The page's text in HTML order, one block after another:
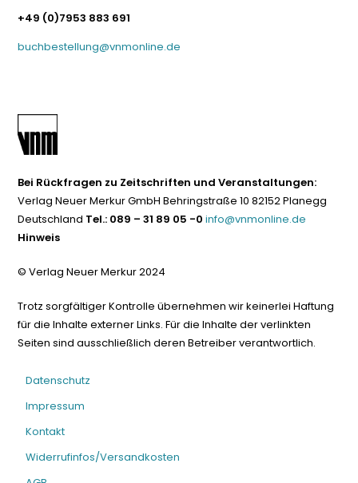
+49 (0)7953 883 691
buchbestellung@vnmonline.de
Bei Rückfragen zu Zeitschriften und Veranstaltungen:
Verlag Neuer Merkur GmbH Behringstraße 10 82152 Planegg
Deutschland Tel.: 089 – 31 89 05 -0 info@vnmonline.de
Hinweis
© Verlag Neuer Merkur 2024
Trotz sorgfältiger Kontrolle übernehmen wir keinerlei Haftung
für die Inhalte externer Links. Für die Inhalte der verlinkten
Seiten sind ausschließlich deren Betreiber verantwortlich.
Datenschutz
Impressum
Kontakt
Widerrufinfos/Versandkosten